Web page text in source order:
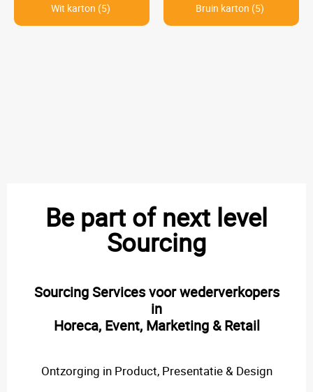
Wit karton (5) Bruin karton (5)
Be part of next level
Sourcing
Sourcing Services voor wederverkopers
in
Horeca, Event, Marketing & Retail
Ontzorging in Product, Presentatie & Design